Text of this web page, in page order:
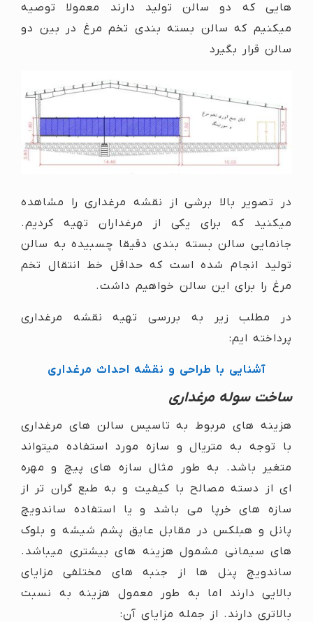
هایی که دو سالن تولید دارند معمولا توصیه
میکنیم که سالن بسته بندی تخم مرغ در بین دو
سالن قرار بگیرد
در تصویر بالا برشی از نقشه مرغداری را مشاهده
میکنید که برای یکی از مرغداران تهیه کردیم.
جانمایی سالن بسته بندی دقیقا چسبیده به سالن
تولید انجام شده است که حداقل خط انتقال تخم
مرغ را برای این سالن خواهیم داشت.
در مطلب زیر به بررسی تهیه نقشه مرغداری
پرداخته ایم:
آشنایی با طراحی و نقشه احداث مرغداری
ساخت سوله مرغداری
هزینه های مربوط به تاسیس سالن های مرغداری
با توجه به متریال و سازه مورد استفاده میتواند
متغیر باشد. به طور مثال سازه های پیچ و مهره
ای از دسته مصالح با کیفیت و به طبع گران تر از
سازه های خرپا می باشد و یا استفاده ساندویچ
پانل و هبلکس در مقابل عایق پشم شیشه و بلوک
های سیمانی مشمول هزینه های بیشتری میباشد.
ساندویچ پنل ها از جنبه های مختلفی مزایای
بالایی دارند اما به طور معمول هزینه به نسبت
بالاتری دارند. از جمله مزایای آن: